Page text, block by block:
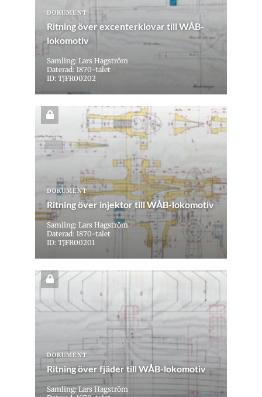
DOKUMENT
Ritning över excenterklovar till WÅB-
lokomotiv
Samling: Lars Hagström
Daterad: 1870-talet
ID: TJFR00202
DOKUMENT
Ritning över injektor till WÅB-lokomotiv
Samling: Lars Hagström
Daterad: 1870-talet
ID: TJFR00201
DOKUMENT
Ritning över fjäder till WÅB-lokomotiv
Samling: Lars Hagström